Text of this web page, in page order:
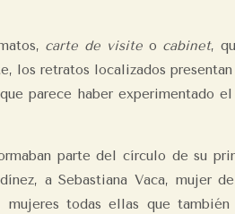
carte de visiteo cabinet,
los retratos localizados presentan
parece haber experimentado
parte del círculo de su
a Sebastiana Vaca, mujer
todas ellas que también